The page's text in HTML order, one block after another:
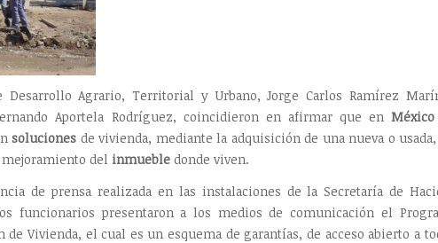
Agrario, Territorial y Urbano, Jorge Carlos Ramírez
Aportela Rodríguez, coincidieron en afirmar que enMéxico
soluciones de vivienda, mediante la adquisición de una nueva o
del inmueble donde viven.
de prensa realizada en las instalaciones de la Secretaría de
funcionarios presentaron a los medios de comunicación el
de Vivienda, el cual es un esquema de garantías, de acceso abierto a